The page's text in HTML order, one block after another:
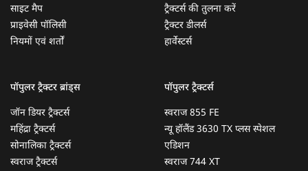
साइट मैप
प्राइवेसी पॉलिसी
नियमों एवं शर्तों
ट्रैक्टर्स की तुलना करें
ट्रैक्टर डीलर्स
हार्वेस्टर्स
पॉपुलर ट्रैक्टर ब्रांड्स
जॉन डियर ट्रैक्टर्स
महिंद्रा ट्रैक्टर्स
सोनालिका ट्रैक्टर्स
स्वराज ट्रैक्टर्स
पॉपुलर ट्रैक्टर्स
स्वराज 855 FE
न्यू हॉलैंड 3630 TX प्लस स्पेशल
एडिशन
स्वराज 744 XT